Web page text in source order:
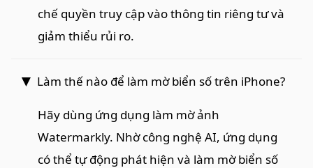
chế quyền truy cập vào thông tin riêng tư và
giảm thiểu rủi ro.
Làm thế nào để làm mờ biển số trên iPhone?
Hãy dùng ứng dụng làm mờ ảnh
Watermarkly. Nhờ công nghệ AI, ứng dụng
có thể tự động phát hiện và làm mờ biển số